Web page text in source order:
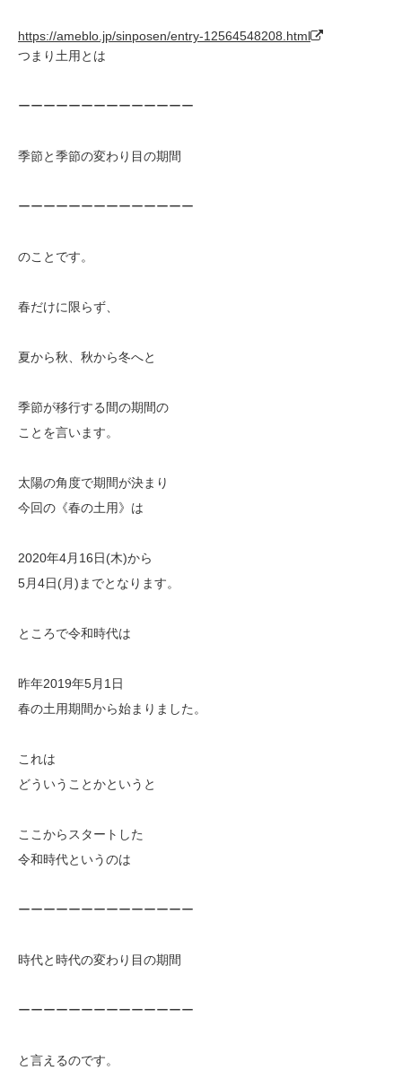
https://ameblo.jp/sinposen/entry-12564548208.html
つまり土用とは
ーーーーーーーーーーーーーー
季節と季節の変わり目の期間
ーーーーーーーーーーーーーー
のことです。
春だけに限らず、
夏から秋、秋から冬へと
季節が移行する間の期間の
ことを言います。
太陽の角度で期間が決まり
今回の《春の土用》は
2020年4月16日(木)から
5月4日(月)までとなります。
ところで令和時代は
昨年2019年5月1日
春の土用期間から始まりました。
これは
どういうことかというと
ここからスタートした
令和時代というのは
ーーーーーーーーーーーーーー
時代と時代の変わり目の期間
ーーーーーーーーーーーーーー
と言えるのです。